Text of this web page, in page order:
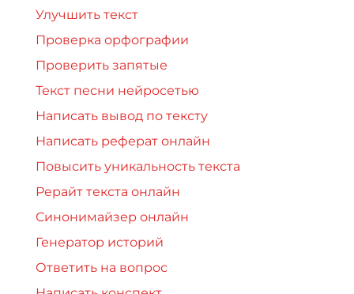
Улучшить текст
Проверка орфографии
Проверить запятые
Текст песни нейросетью
Написать вывод по тексту
Написать реферат онлайн
Повысить уникальность текста
Рерайт текста онлайн
Синонимайзер онлайн
Генератор историй
Ответить на вопрос